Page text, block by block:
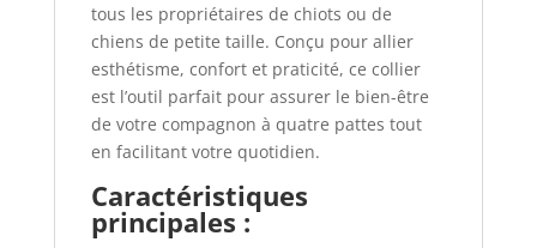
tous les propriétaires de chiots ou de
chiens de petite taille. Conçu pour allier
esthétisme, confort et praticité, ce collier
est l’outil parfait pour assurer le bien-être
de votre compagnon à quatre pattes tout
en facilitant votre quotidien.
Caractéristiques
principales :